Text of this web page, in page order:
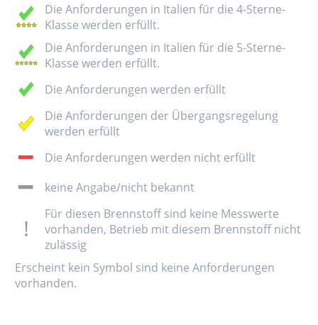
Die Anforderungen in Italien für die 4-Sterne-
Klasse werden erfüllt.
Die Anforderungen in Italien für die 5-Sterne-
Klasse werden erfüllt.
Die Anforderungen werden erfüllt
Die Anforderungen der Übergangsregelung
werden erfüllt
Die Anforderungen werden nicht erfüllt
keine Angabe/nicht bekannt
Für diesen Brennstoff sind keine Messwerte
vorhanden, Betrieb mit diesem Brennstoff nicht
zulässig
Erscheint kein Symbol sind keine Anforderungen
vorhanden.